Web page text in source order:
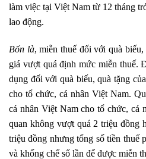
làm việc tại Việt Nam từ 12 tháng
lao động.
Bốn là, miễn thuế đối với quà
giá vượt quá định mức miễn thuế.
dụng đối với quà biếu, quà tặng
cho tổ chức, cá nhân Việt Nam.
cá nhân Việt Nam cho tổ chức, cá
quan không vượt quá 2 triệu đồng
triệu đồng nhưng tổng số tiền thuế
và khống chế số lần để được miễn